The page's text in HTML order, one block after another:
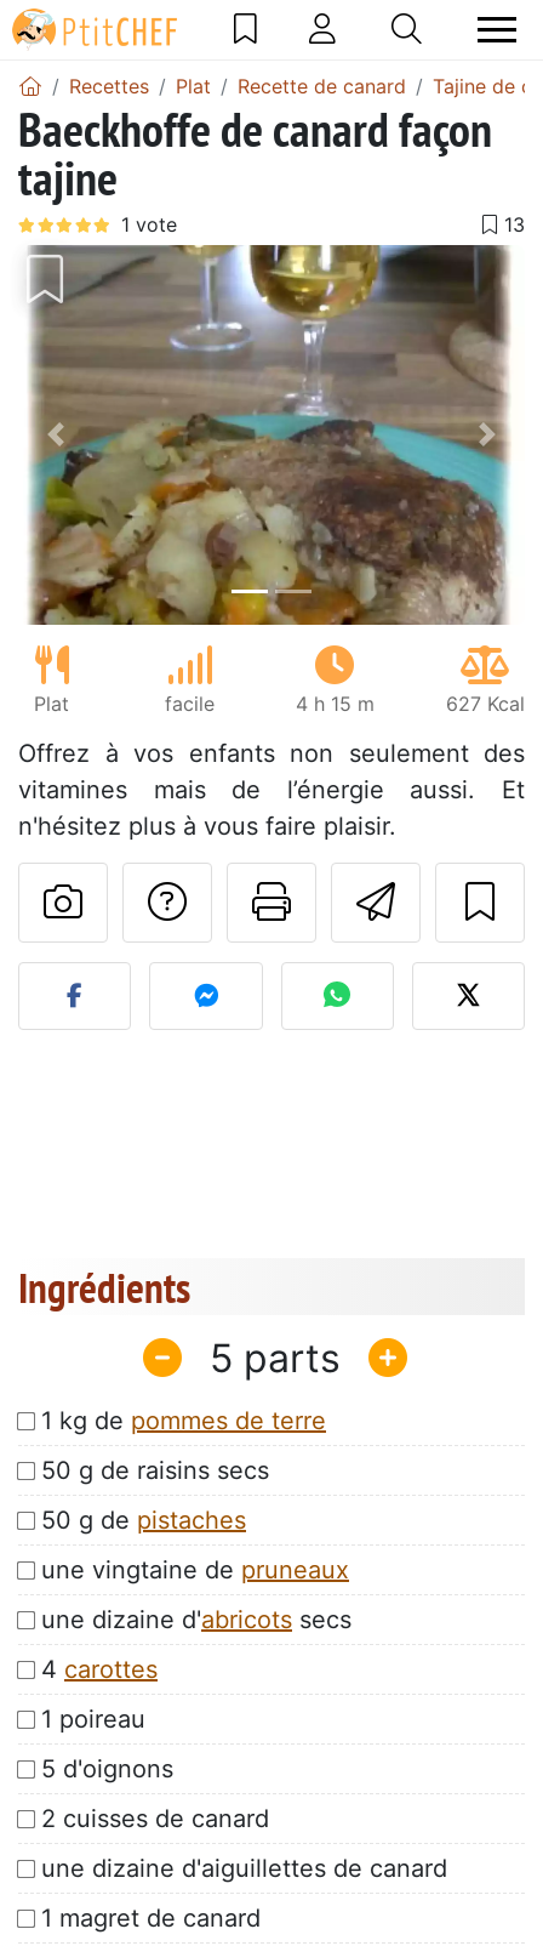
Recettes Plat Recette de canard Tajine de
Baeckhoffe de canard façon
tajine
Précédent
Plat facile 4 h 15 m 627 Kcal
Offrez à vos enfants non seulement des
vitamines mais de l’énergie aussi. Et
n'hésitez plus à vous faire plaisir.
Imprimer
Poser une
Publier votre photo de
Ingrédients
5
1 kg de pommes de terre
50 g de raisins secs
50 g de pistaches
une vingtaine de pruneaux
une dizaine d'abricots secs
4 carottes
1 poireau
5 d'oignons
2 cuisses de canard
une dizaine d'aiguillettes de canard
1 magret de canard